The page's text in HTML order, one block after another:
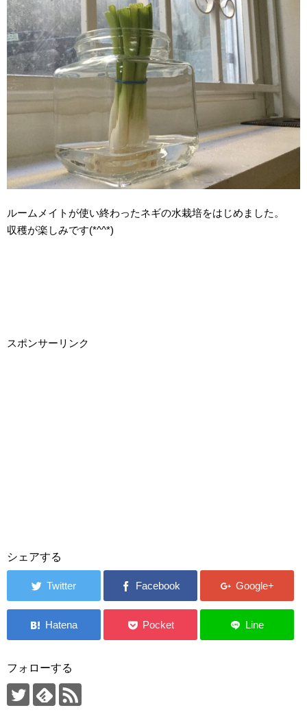
ルームメイトが使い終わったネギの水栽培をはじめました。
収穫が楽しみです(*^^*)
スポンサーリンク
シェアする
フォローする